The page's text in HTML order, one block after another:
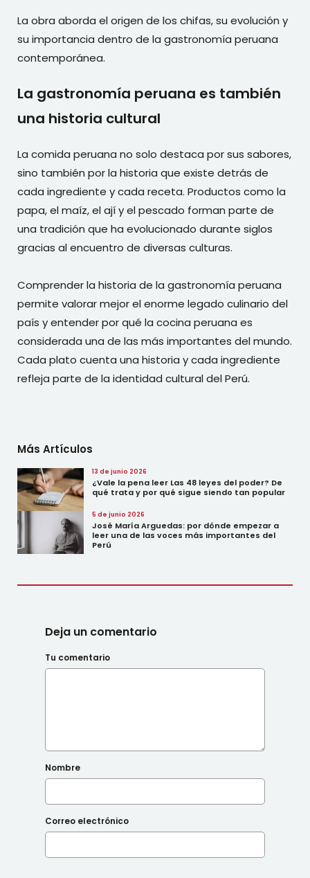
La obra aborda el origen de los chifas, su evolución y
su importancia dentro de la gastronomía peruana
contemporánea.
La gastronomía peruana es también
una historia cultural
La comida peruana no solo destaca por sus sabores,
sino también por la historia que existe detrás de
cada ingrediente y cada receta. Productos como la
papa, el maíz, el ají y el pescado forman parte de
una tradición que ha evolucionado durante siglos
gracias al encuentro de diversas culturas.
Comprender la historia de la gastronomía peruana
permite valorar mejor el enorme legado culinario del
país y entender por qué la cocina peruana es
considerada una de las más importantes del mundo.
Cada plato cuenta una historia y cada ingrediente
refleja parte de la identidad cultural del Perú.
Más Artículos
13 de junio 2026
¿Vale la pena leer Las 48 leyes del poder? De
qué trata y por qué sigue siendo tan popular
5 de junio 2026
José María Arguedas: por dónde empezar a
leer una de las voces más importantes del
Perú
Deja un comentario
Tu comentario
Nombre
Correo electrónico